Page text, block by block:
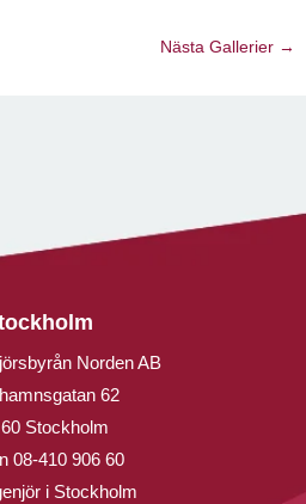
Nästa Gallerier →
Norden AB
62
Stockholm
08-410 906 60
i Stockholm